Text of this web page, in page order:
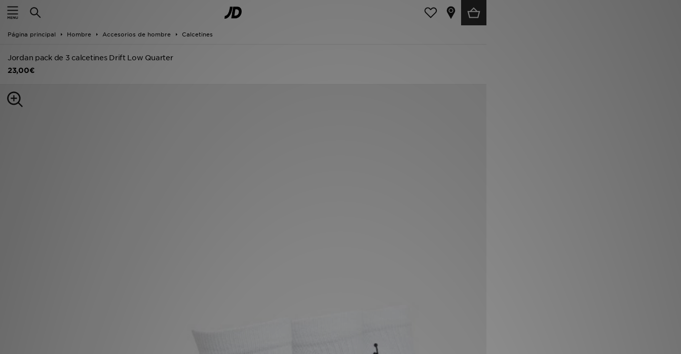
Página principal Hombre Accesorios de hombre Calcetines
Jordan pack de 3 calcetines Drift Low Quarter
23,00€
Hombre
Mujer
Estilo